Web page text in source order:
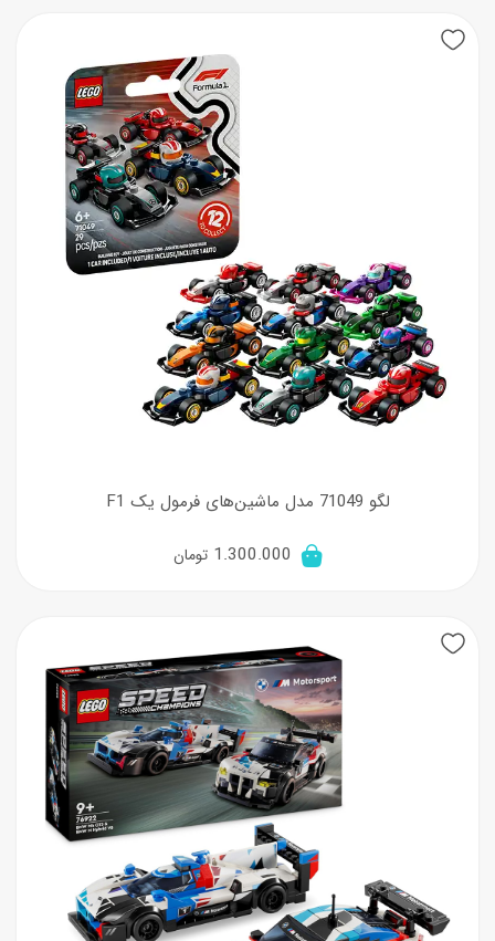
لگو 71049 مدل ماشین‌های فرمول یک F1
1.300.000 تومان